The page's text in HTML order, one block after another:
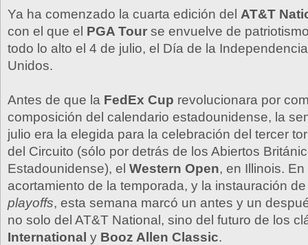
Ya ha comenzado la cuarta edición del AT&T
con el que el PGA Tour se envuelve de
todo lo alto el 4 de julio, el Día de la
Unidos.
Antes de que la FedEx Cup revolucionara por
composición del calendario estadounidense, la
julio era la elegida para la celebración del tercer
del Circuito (sólo por detrás de los Abiertos
Estadounidense), el Western Open, en Illinois.
acortamiento de la temporada, y la instauración
playoffs, esta semana marcó un antes y un
no solo del AT&T National, sino del futuro de los
International y Booz Allen Classic.